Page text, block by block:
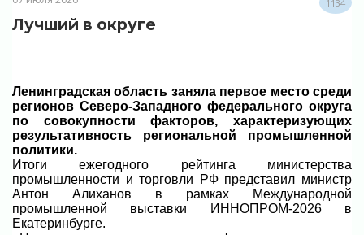
1134
Лучший в округе
Ленинградская область заняла первое место среди
регионов Северо-Западного федерального округа
по совокупности факторов, характеризующих
результативность региональной промышленной
политики.
Итоги ежегодного рейтинга министерства
промышленности и торговли РФ представил министр
Антон Алиханов в рамках Международной
промышленной выставки ИННОПРОМ-2026 в
Екатеринбурге.